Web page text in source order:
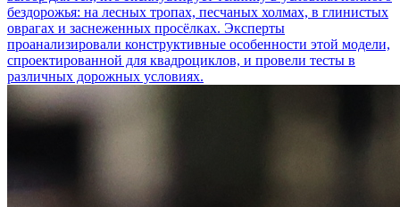
бездорожья: на лесных тропах, песчаных холмах, в глинистых
оврагах и заснеженных просёлках. Эксперты
проанализировали конструктивные особенности этой модели,
спроектированной для квадроциклов, и провели тесты в
различных дорожных условиях.